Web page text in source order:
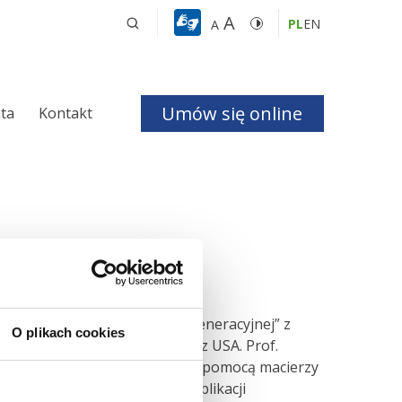
O plikach cookies
A A PLEN
Umów się online
Kontakt
„Granice medycyny regeneracyjnej” z
prof. Stephena Badylaka z USA. Prof.
regeneracji mięśni za pomocą macierzy
autorem ponad 300 publikacji